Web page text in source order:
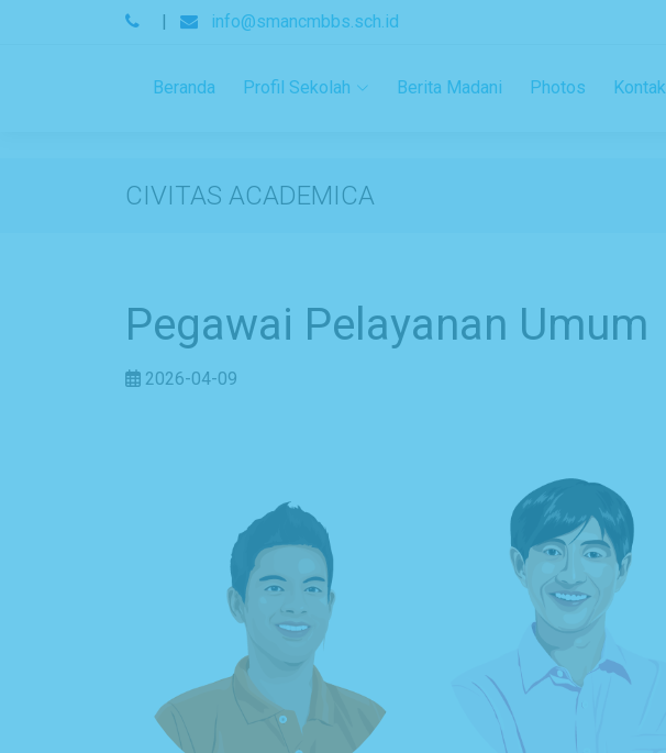
| info@smancmbbs.sch.id
Beranda Profil Sekolah Berita Madani Photos Kontak
CIVITAS ACADEMICA
Pegawai Pelayanan Umum
2026-04-09